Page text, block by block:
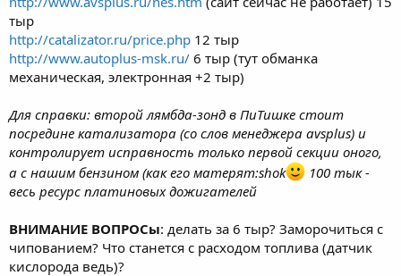
тыр
http://catalizator.ru/price.php 12 тыр
http://www.autoplus-msk.ru/ 6 тыр (тут обманка
механическая, электронная +2 тыр)
Для справки: второй лямбда-зонд в ПиТишке стоит
посредине катализатора (со слов менеджера avsplus) и
контролирует исправность только первой секции оного,
а с нашим бензином (как его матерят:shok
100 тык -
весь ресурс платиновых дожигателей
ВНИМАНИЕ ВОПРОСы: делать за 6 тыр? Заморочиться с
чипованием? Что станется с расходом топлива (датчик
кислорода ведь)?